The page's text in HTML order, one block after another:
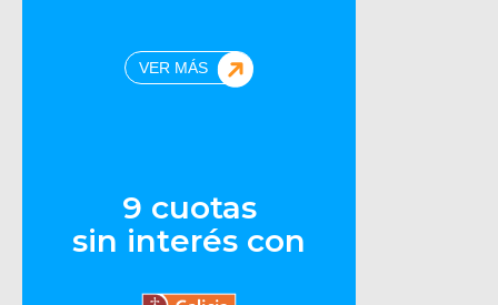
VER MÁS
9 cuotas
sin interés con